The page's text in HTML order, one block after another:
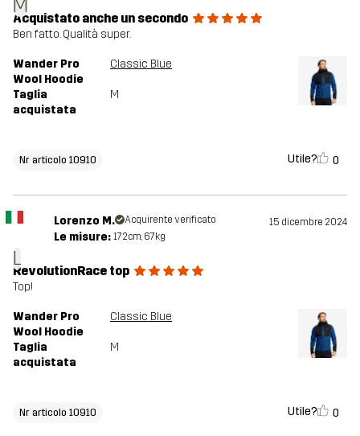
M
Acquistato anche un secondo
Ben fatto. Qualità super.
Wander Pro
Wool Hoodie
Classic Blue
Taglia
acquistata
M
Nr articolo 10910 Utile? 0
L
Lorenzo M. Acquirente verificato 15 dicembre 2024
Le misure: 172cm, 67kg
RevolutionRace top
Top!
Wander Pro
Wool Hoodie
Classic Blue
Taglia
acquistata
M
Nr articolo 10910 Utile? 0